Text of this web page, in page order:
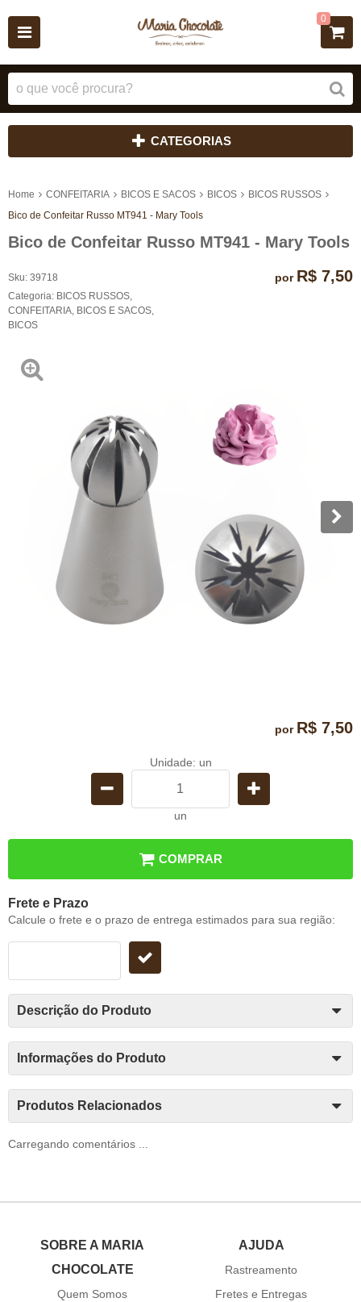
0
CATEGORIAS
Home CONFEITARIA BICOS E SACOS BICOS
BICOS RUSSOS
Bico de Confeitar Russo MT941 - Mary Tools
Bico de Confeitar Russo MT941 - Mary Tools
Sku: 39718
Categoria: BICOS RUSSOS
CONFEITARIA BICOS E SACOS
BICOS
por R$ 7,50
por R$ 7,50
Unidade: un
un
COMPRAR
Frete e Prazo
Calcule o frete e o prazo de entrega estimados para sua região:
Descrição do Produto
Informações do Produto
Produtos Relacionados
Carregando comentários ...
SOBRE A MARIA
CHOCOLATE
Quem Somos
AJUDA
Rastreamento
Fretes e Entregas